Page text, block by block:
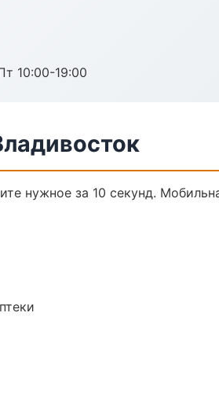
10:00-19:00
нужное за 10 секунд.